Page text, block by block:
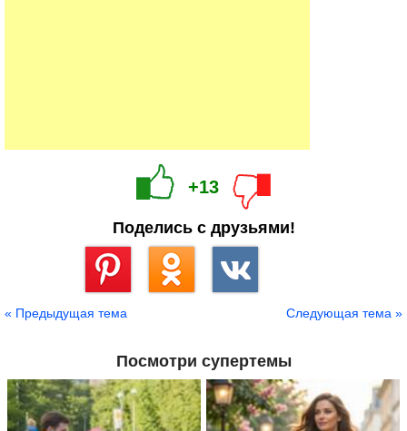
+13
Поделись с друзьями!
« Предыдущая тема Следующая тема »
Посмотри супертемы